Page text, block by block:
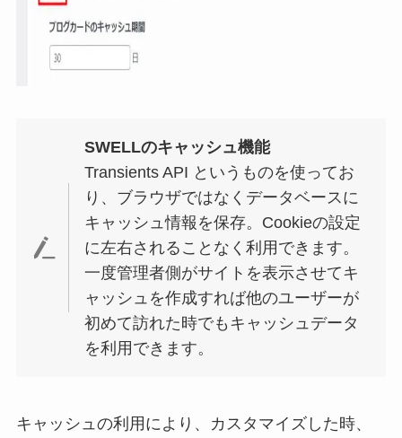
SWELLのキャッシュ機能
Transients API というものを使ってお
り、ブラウザではなくデータベースに
キャッシュ情報を保存。Cookieの設定
に左右されることなく利用できます。
一度管理者側がサイトを表示させてキ
ャッシュを作成すれば他のユーザーが
初めて訪れた時でもキャッシュデータ
を利用できます。
キャッシュの利用により、カスタマイズした時、